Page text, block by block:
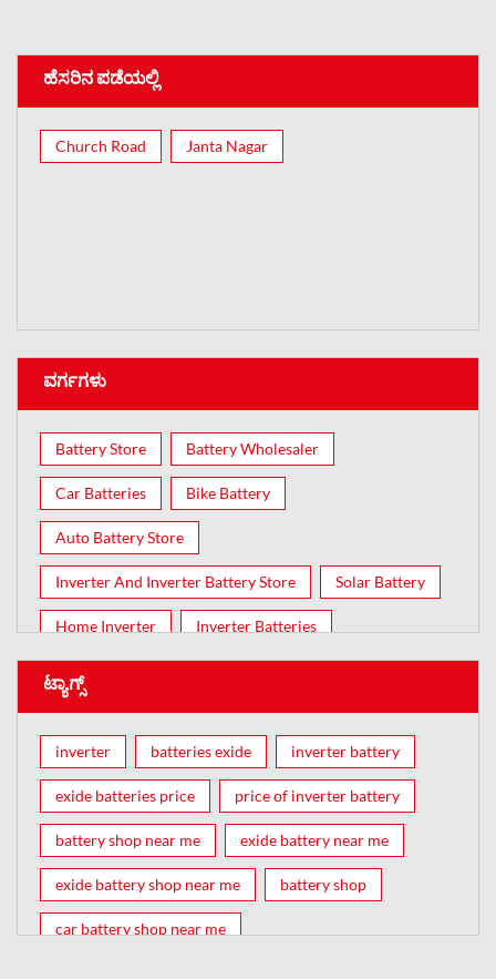
ಹೆಸರಿನ ಪಡೆಯಲ್ಲಿ
Church Road Janta Nagar
ವರ್ಗಗಳು
Battery Store Battery Wholesaler
Car Batteries Bike Battery
Auto Battery Store
Inverter And Inverter Battery Store Solar Battery
Home Inverter Inverter Batteries
ಟ್ಯಾಗ್ಸ್
inverter batteries exide inverter battery
exide batteries price price of inverter battery
battery shop near me exide battery near me
exide battery shop near me battery shop
car battery shop near me